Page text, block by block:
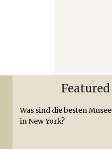
Was sind die besten
in New York?